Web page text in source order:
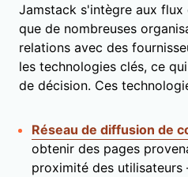
Jamstack s'intègre aux
que de nombreuses
relations avec des
les technologies clés, ce
de décision. Ces
Réseau de diffusion de
obtenir des pages
proximité des